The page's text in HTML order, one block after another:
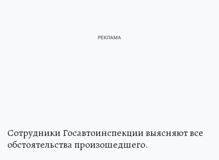
Сотрудники Госавтоинспекции выясняют все
обстоятельства произошедшего.